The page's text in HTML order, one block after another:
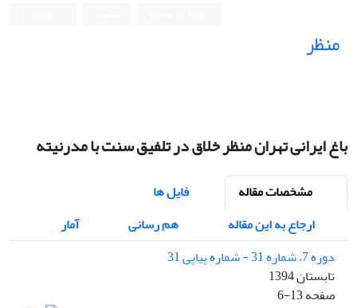
منظر
باغ ایرانی تهران منظر خلاق در تلفیق سنت با مدرنیته
مشخصات مقاله
فایل ها
ارجاع به این مقاله
هم رسانی
آمار
دوره 7، شماره 31 - شماره پیاپی 31
تابستان 1394
صفحه6-13